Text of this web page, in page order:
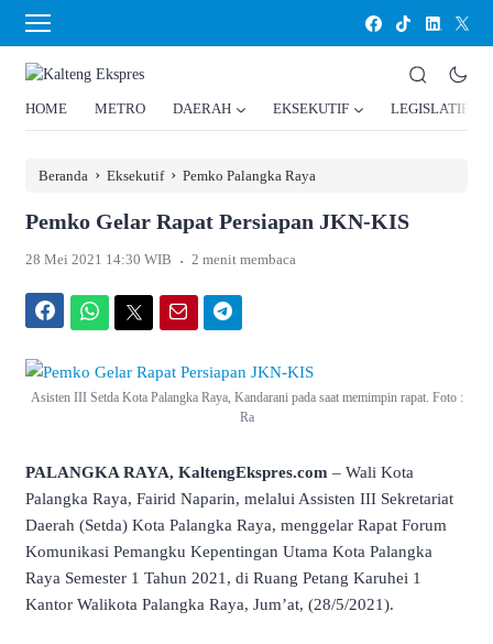
HOME METRO DAERAH EKSEKUTIF LEGISLATIF
Beranda › Eksekutif › Pemko Palangka Raya
Pemko Gelar Rapat Persiapan JKN-KIS
28 Mei 2021 14:30 WIB . 2 menit membaca
Asisten III Setda Kota Palangka Raya, Kandarani pada saat memimpin rapat. Foto :
Ra
PALANGKA RAYA, KaltengEkspres.com – Wali Kota
Palangka Raya, Fairid Naparin, melalui Assisten III Sekretariat
Daerah (Setda) Kota Palangka Raya, menggelar Rapat Forum
Komunikasi Pemangku Kepentingan Utama Kota Palangka
Raya Semester 1 Tahun 2021, di Ruang Petang Karuhei 1
Kantor Walikota Palangka Raya, Jum’at, (28/5/2021).